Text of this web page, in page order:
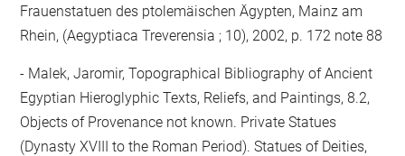
Frauenstatuen des ptolemäischen Ägypten, Mainz am
Rhein, (Aegyptiaca Treverensia ; 10), 2002, p. 172 note 88
Malek, Jaromir, Topographical Bibliography of Ancient
Egyptian Hieroglyphic Texts, Reliefs, and Paintings, 8.2,
Objects of Provenance not known. Private Statues
(Dynasty XVIII to the Roman Period). Statues of Deities,